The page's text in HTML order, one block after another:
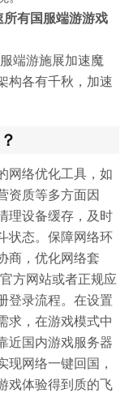
有国服端游游戏
端游施展加速魔
构各有千秋，加速
网络优化工具，如
资质等多方面因
理设备缓存，及时
状态。保障网络环
商，优化网络套
方网站或者正规应
登录流程。在设置
求，在游戏模式中
近国内游戏服务器
现网络一键回国，
戏体验得到质的飞